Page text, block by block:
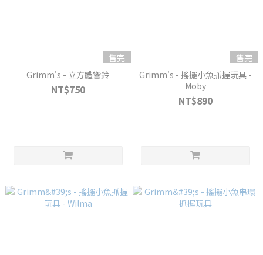
售完
Grimm's - 立方體響鈴
NT$750
售完
Grimm's - 搖擺小魚抓握玩具 -
Moby
NT$890